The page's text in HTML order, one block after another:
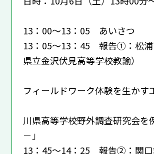
13：00～13：05 あいさつ
13：05～13：45 報告①：松浦
県立金沢伏見高等学校教諭）
「教
フィールドワーク体験を生かす
－
川県高等学校野外調査研究会を
－」
13：45～14：25 報告②：関口